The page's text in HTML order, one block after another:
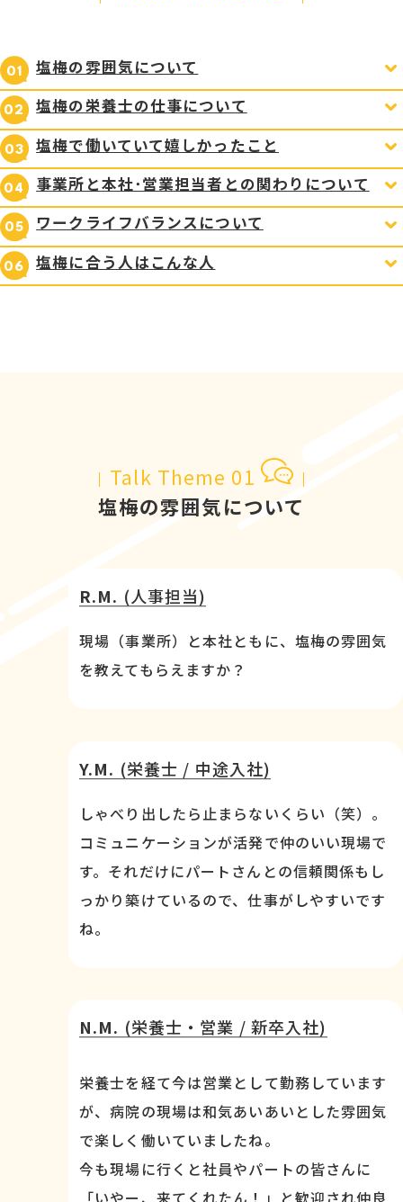
塩梅の雰囲気について
塩梅の栄養士の仕事について
塩梅で働いていて嬉しかったこと
事業所と本社･営業担当者との関わりについて
ワークライフバランスについて
塩梅に合う人はこんな人
Talk Theme 01
塩梅の雰囲気について
R.M. (人事担当)
現場（事業所）と本社ともに、塩梅の雰囲気
を教えてもらえますか？
Y.M. (栄養士 / 中途入社)
しゃべり出したら止まらないくらい（笑）。
コミュニケーションが活発で仲のいい現場で
す。それだけにパートさんとの信頼関係もし
っかり築けているので、仕事がしやすいです
ね。
N.M. (栄養士・営業 / 新卒入社)
栄養士を経て今は営業として勤務しています
が、病院の現場は和気あいあいとした雰囲気
で楽しく働いていましたね。
今も現場に行くと社員やパートの皆さんに